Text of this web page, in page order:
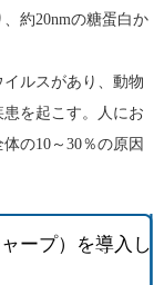
約20nmの糖蛋白か
ルスがあり、動物
を起こす。人にお
の10～30％の原因
ープ）を導入し